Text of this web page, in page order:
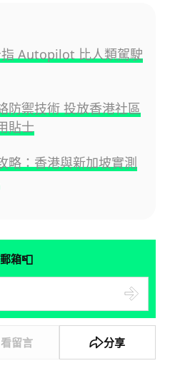
Autopilot 比人類駕駛
防禦技術 投放香港社區
貼士
略：香港與新加坡實測
箱📮
看留言 分享